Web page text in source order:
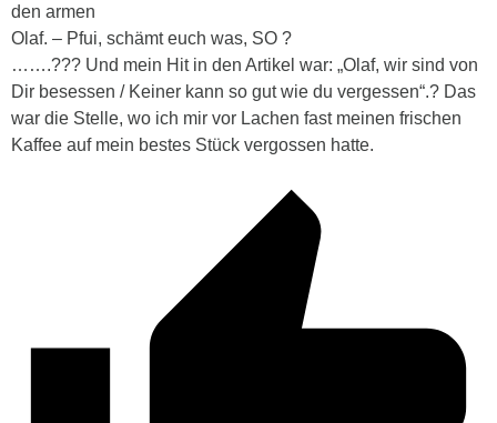
den armen
Olaf. – Pfui, schämt euch was, SO ?
…….??? Und mein Hit in den Artikel war: „Olaf, wir sind von
Dir besessen / Keiner kann so gut wie du vergessen“.? Das
war die Stelle, wo ich mir vor Lachen fast meinen frischen
Kaffee auf mein bestes Stück vergossen hatte.